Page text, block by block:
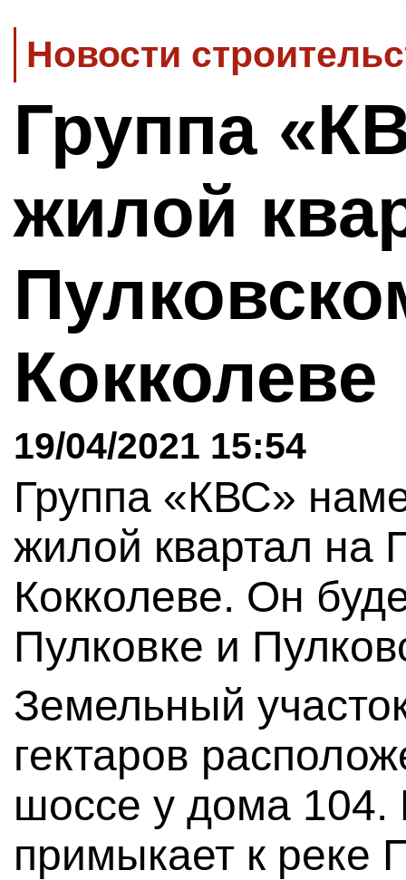
Новости
Группа
жилой
Кокколеве
19/04/2021 15:54
Группа «КВС»
жилой квартал на
Кокколеве. Он
Пулковке и
Земельный
гектаров
шоссе у дома 104.
примыкает к реке